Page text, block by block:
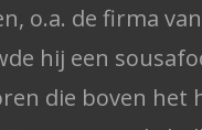
o.a. de firma
hij een
die boven het